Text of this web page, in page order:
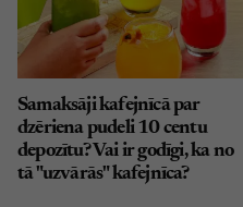
Samaksāji kafejnīcā par
dzēriena pudeli 10 centu
depozītu? Vai ir godīgi, ka no
tā "uzvārās" kafejnīca?